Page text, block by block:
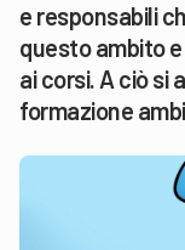
e responsabili
questo ambito
ai corsi. A ciò si
formazione